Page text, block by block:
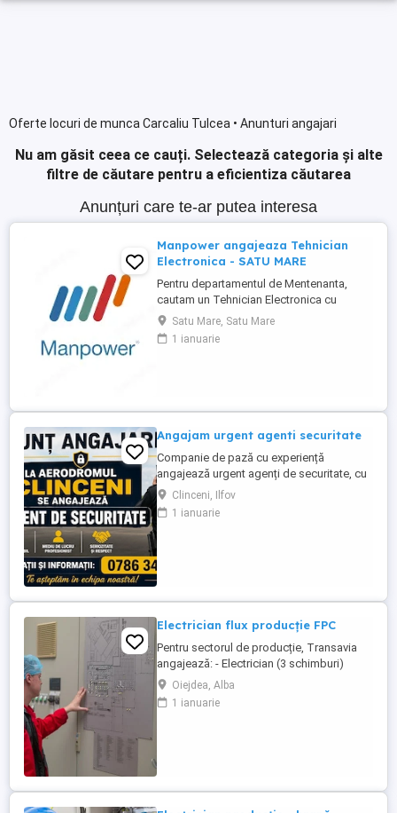
Oferte locuri de munca Carcaliu Tulcea • Anunturi angajari
Nu am găsit ceea ce cauți. Selectează categoria și alte
filtre de căutare pentru a eficientiza căutarea
Anunțuri care te-ar putea interesa
Manpower angajeaza Tehnician
Electronica - SATU MARE
Pentru departamentul de Mentenanta,
cautam un Tehnician Electronica cu
minimum 1 an experienta in domeniu
tehnic (electronic mecanic).
Responsabilitati: Asigura instalarea,
(mecanice, ...
Satu Mare, Satu Mare
1 ianuarie
Angajam urgent agenti securitate
Companie de pază cu experiență
angajează urgent agenți de securitate, cu
sau fără atestat, pentru obiectiv aflat in
zona CLINCENI. Oferim program de lucru
în ture și salariu atractiv. Pentru detalii
Clinceni, Ilfov
1 ianuarie
Electrician flux producție FPC
Pentru sectorul de producție, Transavia
angajează: - Electrician (3 schimburi)
Locație: -Fabrica de procesare carne -
Oiejdea Cerințe: -certficat de calificare
profesională; -experiență și disponibilitate
Oiejdea, Alba
1 ianuarie